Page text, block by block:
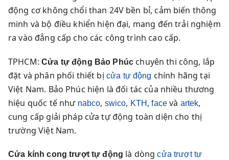
động cơ không chổi than 24V bền bỉ, cảm biến thông
minh và bộ điều khiển hiện đại, mang đến trải nghiệm
ra vào đẳng cấp cho các công trình cao cấp.
TPHCM:Cửa tự động Bảo Phúc chuyên thi công, lắp
đặt và phân phối thiết bị cửa tự động chính hãng tại
Việt Nam. Bảo Phúc hiện là đối tác của nhiều thương
hiệu quốc tế như nabco, swico, KTH ,face và artek,
cung cấp giải pháp cửa tự động toàn diện cho thị
trường Việt Nam.
Cửa kính cong trượt tự động là dòngcửa trượt tự